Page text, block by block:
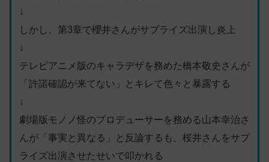
↓
しかし、第3章で櫻井さんがサプライズ出演し炎上
↓
テレビアニメ版のキャラデザを務めた橋本敬史さんが
「許諾確認が来てない」とキレて色々と暴露する
↓
劇場版モノノ怪のプロデューサーを務める山本幸治さ
んが「事実と異なる」と反論するも、桜井さんをサプ
ライズ出演させたせいで叩かれる